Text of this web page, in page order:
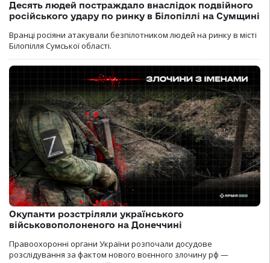
Десять людей постраждало внаслідок подвійного
російського удару по ринку в Білопіллі на Сумщині
Вранці росіяни атакували безпілотником людей на ринку в місті
Білопілля Сумської області.
Окупанти розстріляли українського
військовополоненого на Донеччині
Правоохоронні органи України розпочали досудове
розслідування за фактом нового воєнного злочину рф —